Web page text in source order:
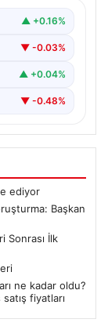
▲ +0.16%
▼ -0.03%
▲ +0.04%
▼ -0.48%
ediyor
Başkan
Sonrası İlk
ne kadar oldu?
fiyatları